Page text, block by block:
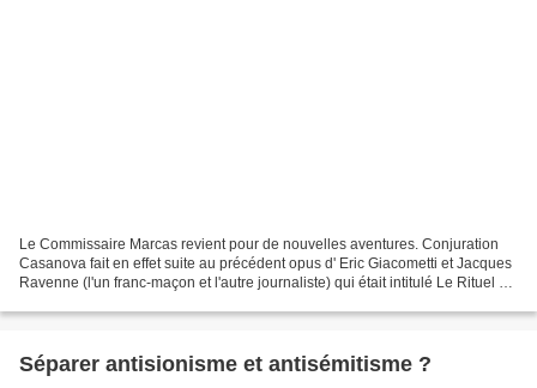
Le Commissaire Marcas revient pour de nouvelles aventures. Conjuration
Casanova fait en effet suite au précédent opus d' Eric Giacometti et Jacques
Ravenne (l'un franc-maçon et l'autre journaliste) qui était intitulé Le Rituel de
Séparer antisionisme et antisémitisme ?